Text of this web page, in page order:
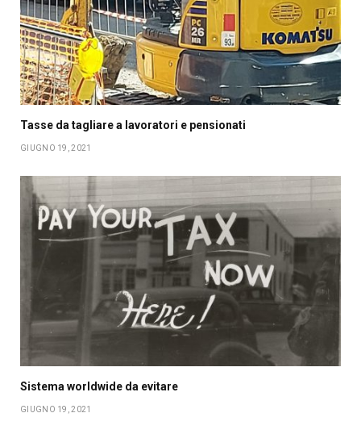
Tasse da tagliare a lavoratori e pensionati
GIUGNO 19, 2021
Sistema worldwide da evitare
GIUGNO 19, 2021